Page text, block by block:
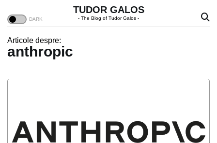
TUDOR GALOS
- The Blog of Tudor Galos -
Articole despre:
anthropic